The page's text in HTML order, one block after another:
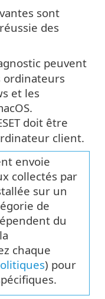
sont
des
peuvent
ordinateurs
et les
doit être
client.
envoie
collectés par
sur un
de
du
chaque
) pour